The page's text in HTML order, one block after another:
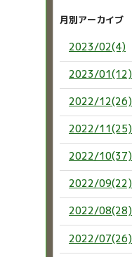
月別アーカイブ
2023/02(4)
2023/01(12)
2022/12(26)
2022/11(25)
2022/10(37)
2022/09(22)
2022/08(28)
2022/07(26)